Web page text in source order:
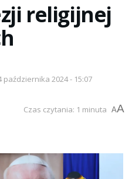
religijnej
października 2024 - 15:07
Czas czytania: 1 minuta AA